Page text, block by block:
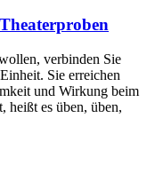
verbinden Sie
Sie erreichen
und Wirkung beim
heißt es üben, üben,